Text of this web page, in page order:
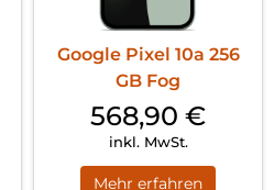
Google Pixel 10a 256
GB Fog
568,90 €
inkl. MwSt.
Mehr erfahren